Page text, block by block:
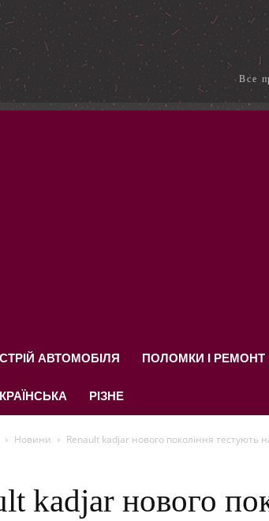
Все
АВТОМОБІЛЯ ПОЛОМКИ І РЕМОНТ
РІЗНЕ
Новини Renault kadjar нового покоління тестують
kadjar нового